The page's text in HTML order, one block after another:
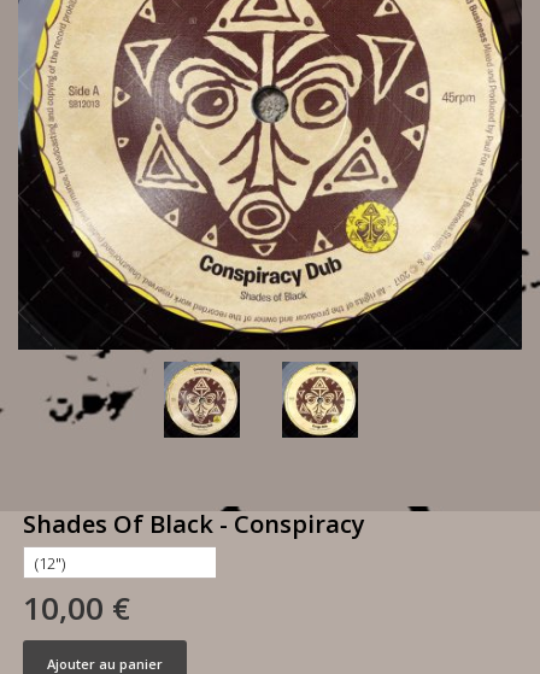
Shades Of Black - Conspiracy
10,00 €
Ajouter au panier